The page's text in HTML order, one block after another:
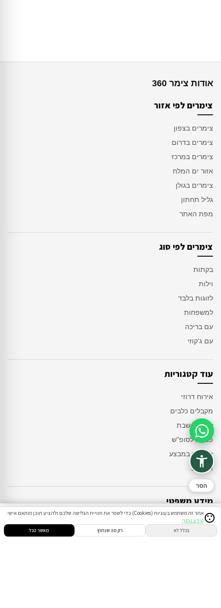
הזמנות הודעות התחבר
אודות צימר 360
צימרים לפי אזור
צימרים בצפון
צימרים בדרום
צימרים במרכז
אזור ים המלח
צימרים בגולן
גליל תחתון
מפת האתר
צימרים לפי סוג
בקתות
וילות
לזוגות בלבד
למשפחות
עם בריכה
עם ג'קוזי
עוד קטגוריות
אירוח דרוזי
מקבלים כלבים
לשומרי שבת
פנויים לסופ"ש
צימרים במבצע
דקה 90
מידע משפטי
תקנון ומדיניות
ביטולים והחזרים
אתר זה משתמש בעוגיות (Cookies) כדי לשפר את חוויית הגלישה שלכם ולהציע תוכן מותאם אישי.
מידע נוסף
בכלל לא רק מה שנחוץ מאשר הכל
סיוע בהזמנה
הסר